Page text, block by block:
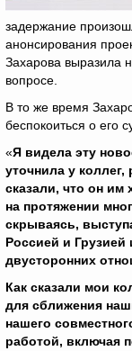
задержание
анонсирования
Захарова выразила
вопросе.
В то же время
беспокоиться о его
«Я видела эту
уточнила у
сказали, что он им
на протяжении
скрываясь,
Россией и
двусторонних
Как сказали мои
для сближения
нашего
работой, включая